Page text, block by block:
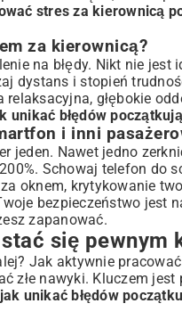
stres za kierownicą
za kierownicą?
na błędy. Nikt nie
dystans i stopień
relaksacyjna, głębokie
unikać błędów
i inni
jeden. Nawet jedno
Schowaj telefon do
oknem, krytykowanie
bezpieczeństwo jest
zapanować.
się pewnym
Jak aktywnie
złe nawyki. Kluczem
jak unikać błędów